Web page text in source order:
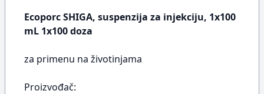
Ecoporc SHIGA, suspenzija za injekciju, 1x100
mL 1x100 doza
za primenu na životinjama
Proizvođač: